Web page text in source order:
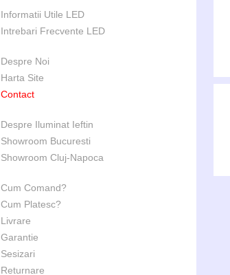
Informatii Utile LED
Intrebari Frecvente LED
Despre Noi
Harta Site
Contact
Despre Iluminat Ieftin
Showroom Bucuresti
Showroom Cluj-Napoca
Cum Comand?
Cum Platesc?
Livrare
Garantie
Sesizari
Returnare